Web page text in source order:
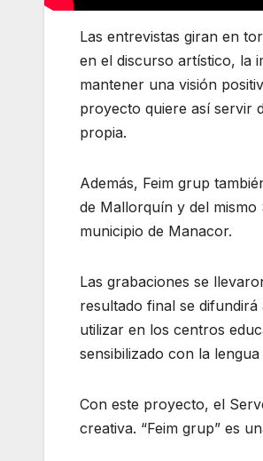
Las entrevistas giran en
en el discurso artístico, la
mantener una visión
proyecto quiere así servir
propia.
Además, Feim grup
de Mallorquín y del
municipio de Manacor.
Las grabaciones se
resultado final se
utilizar en los centros
sensibilizado con la
Con este proyecto, el
creativa. “Feim grup” es